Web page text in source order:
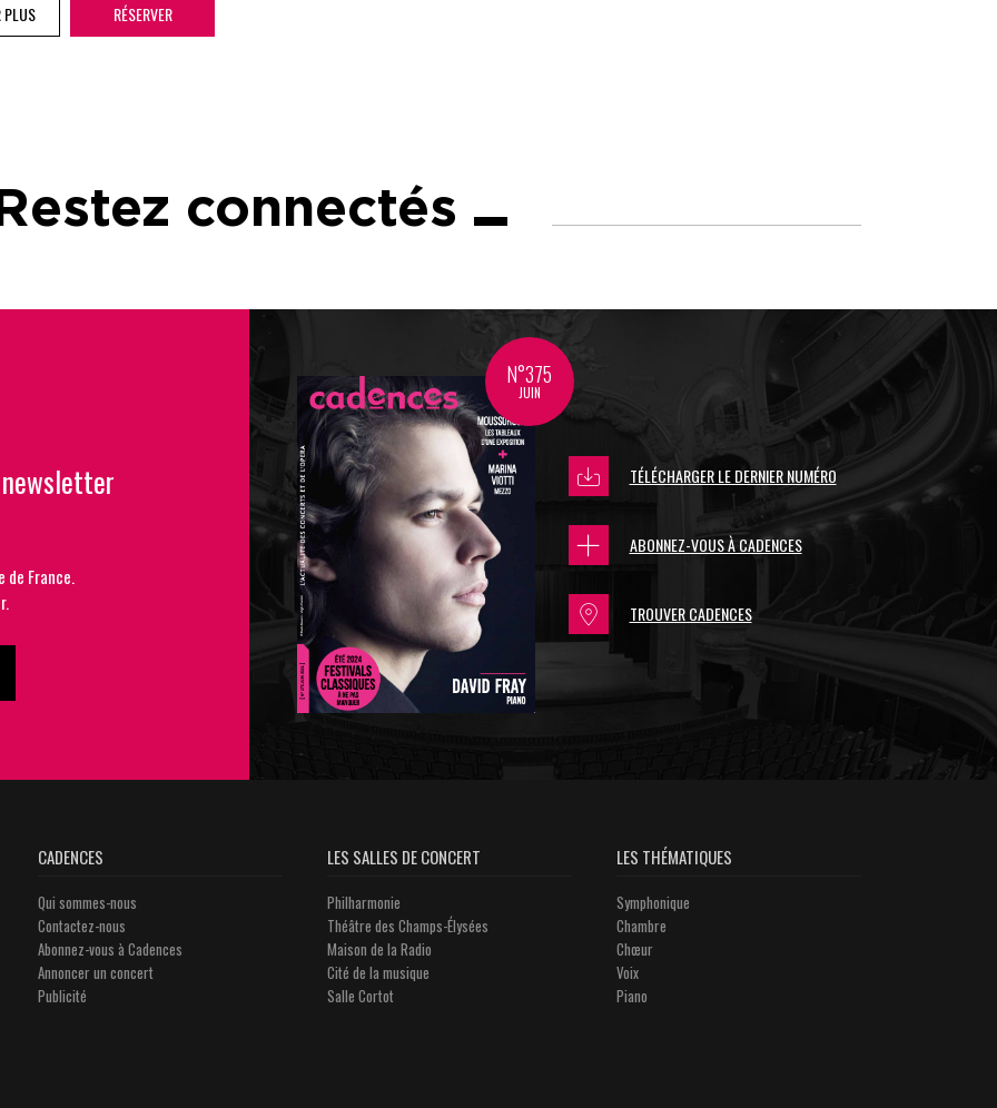
PLUS RÉSERVER
connectés
de France.
N°375
JUIN
TÉLÉCHARGER LE DERNIER NUMÉRO
ABONNEZ-VOUS À CADENCES
TROUVER CADENCES
CADENCES
Qui sommes-nous
Contactez-nous
Abonnez-vous à Cadences
Annoncer un concert
Publicité
LES SALLES DE CONCERT
Philharmonie
Théâtre des Champs-Élysées
Maison de la Radio
Cité de la musique
Salle Cortot
LES THÉMATIQUES
Symphonique
Chambre
Chœur
Voix
Piano